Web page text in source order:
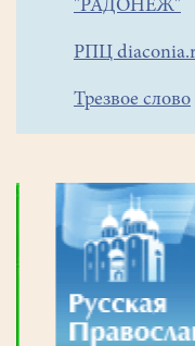
"РАДОНЕЖ"
РПЦ
Трезвое слово